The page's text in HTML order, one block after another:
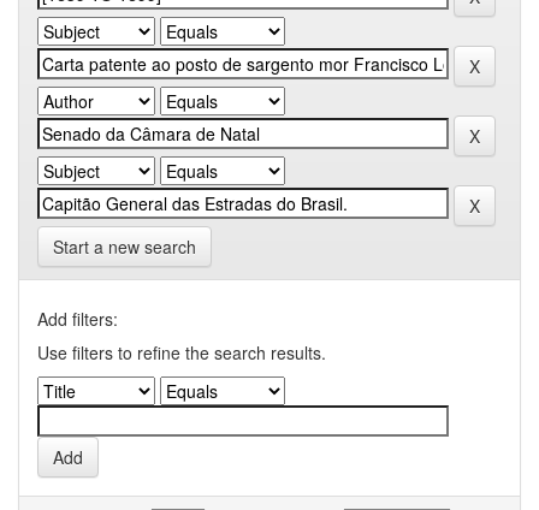
Start a new search
Add filters:
Use filters to refine the search results.